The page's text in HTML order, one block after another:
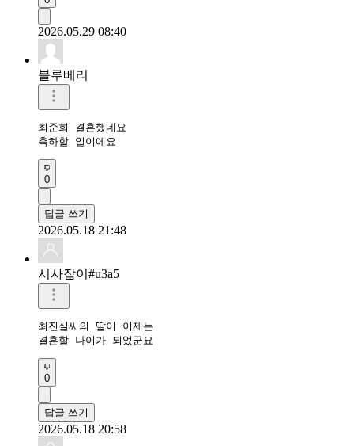
2026.05.29 08:40
블루베리
최준희 결혼했네요
축하할 일이에요
0
답글 쓰기
2026.05.18 21:48
시사잡이#u3a5
최진실씨의 딸이 이제는
결혼할 나이가 되었군요
0
답글 쓰기
2026.05.18 20:58